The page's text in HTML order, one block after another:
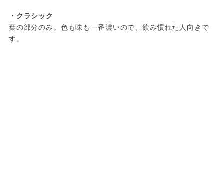
葉の部分のみ。色も味も一番濃いので、飲み慣れた人向きで
す。